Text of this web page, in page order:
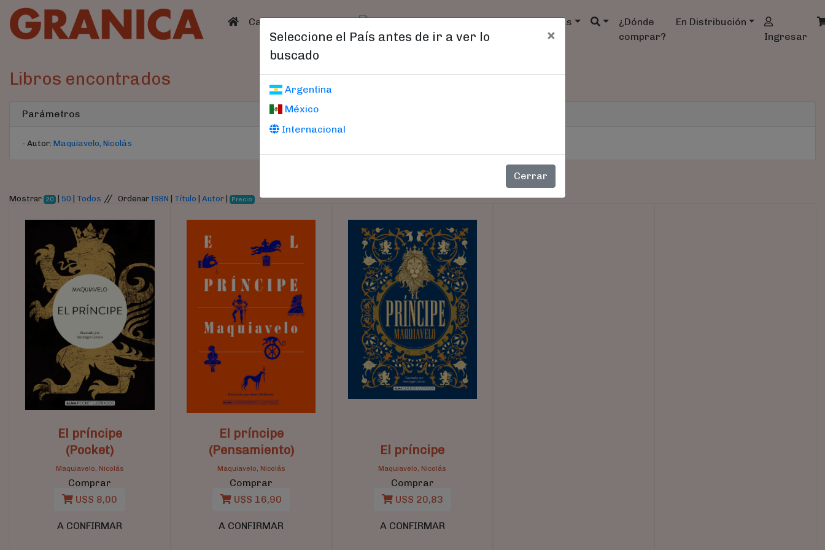
(current)
Catálogo Catálogo Agendas
¿Dónde
comprar?
En Distribución
Ingresar
Seleccione el País antes de ir a ver lo
buscado
×
Argentina
México
Internacional
Cerrar
Libros encontrados
Parámetros
- Autor: Maquiavelo, Nicolás
Mostrar 20 | 50 Todos // Ordenar ISBN Título Autor| Precio
El príncipe
(Pocket)
Maquiavelo, Nicolás
Comprar
U$S 8,00
A CONFIRMAR
El príncipe
(Pensamiento)
Maquiavelo, Nicolás
Comprar
U$S 16,90
A CONFIRMAR
El príncipe
Maquiavelo, Nicolás
Comprar
U$S 20,83
A CONFIRMAR